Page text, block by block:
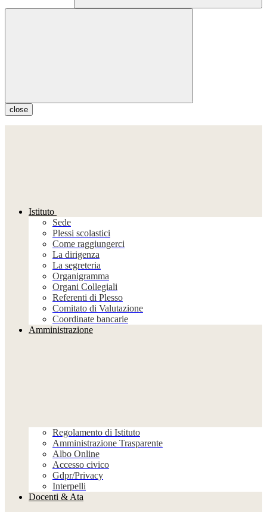
close
Istituto
Sede
Plessi scolastici
Come raggiungerci
La dirigenza
La segreteria
Organigramma
Organi Collegiali
Referenti di Plesso
Comitato di Valutazione
Coordinate bancarie
Amministrazione
Regolamento di Istituto
Amministrazione Trasparente
Albo Online
Accesso civico
Gdpr/Privacy
Interpelli
Docenti & Ata